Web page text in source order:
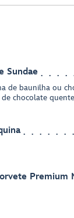
Sundae
de baunilha ou
chocolate quente
Premium